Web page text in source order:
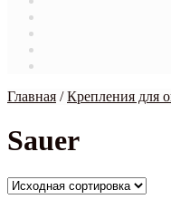
Главная /Крепления для
Sauer